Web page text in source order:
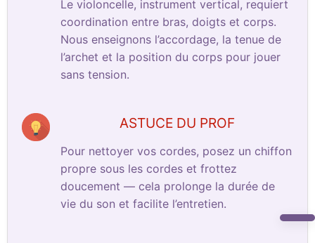
Le violoncelle, instrument vertical, requiert
coordination entre bras, doigts et corps.
Nous enseignons l’accordage, la tenue de
l’archet et la position du corps pour jouer
sans tension.
ASTUCE DU PROF
Pour nettoyer vos cordes, posez un chiffon
propre sous les cordes et frottez
doucement — cela prolonge la durée de
vie du son et facilite l’entretien.